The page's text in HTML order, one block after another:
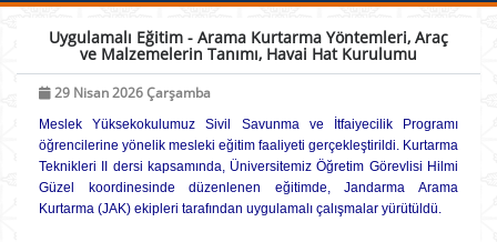
Uygulamalı Eğitim - Arama Kurtarma Yöntemleri, Araç
ve Malzemelerin Tanımı, Havai Hat Kurulumu
29 Nisan 2026 Çarşamba
Meslek Yüksekokulumuz Sivil Savunma ve İtfaiyecilik Programı
öğrencilerine yönelik mesleki eğitim faaliyeti gerçekleştirildi. Kurtarma
Teknikleri II dersi kapsamında, Üniversitemiz Öğretim Görevlisi Hilmi
Güzel koordinesinde düzenlenen eğitimde, Jandarma Arama
Kurtarma (JAK) ekipleri tarafından uygulamalı çalışmalar yürütüldü.